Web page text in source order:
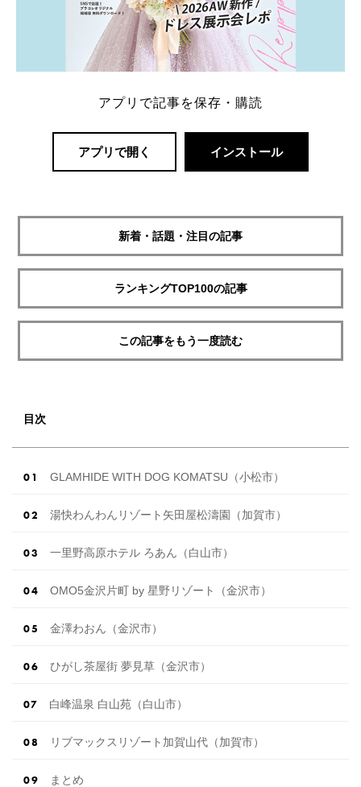
アプリで記事を保存・購読
アプリで開く インストール
新着・話題・注目の記事
ランキングTOP100の記事
この記事をもう一度読む
目次
GLAMHIDE WITH DOG KOMATSU（小松市）
湯快わんわんリゾート矢田屋松濤園（加賀市）
一里野高原ホテル ろあん（白山市）
OMO5金沢片町 by 星野リゾート（金沢市）
金澤わおん（金沢市）
ひがし茶屋街 夢見草（金沢市）
白峰温泉 白山苑（白山市）
リブマックスリゾート加賀山代（加賀市）
まとめ